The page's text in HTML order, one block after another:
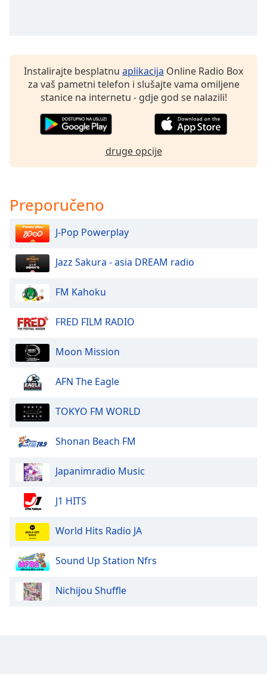
modal
Beginning
window.
cancel
and
close
window.
Color
Background
Opacity
Caption
Background
Color
Opacity
Instalirajte besplatnu aplikacija Online Radio Box
za vaš pametni telefon i slušajte vama omiljene
stanice na internetu - gdje god se nalazili!
druge opcije
Preporučeno
J-Pop Powerplay
Jazz Sakura - asia DREAM radio
FM Kahoku
FRED FILM RADIO
Moon Mission
AFN The Eagle
TOKYO FM WORLD
Shonan Beach FM
Japanimradio Music
J1 HITS
World Hits Radio JA
Sound Up Station Nfrs
Nichijou Shuffle